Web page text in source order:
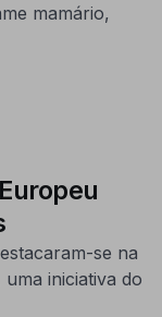
mamário,
se na
iniciativa do